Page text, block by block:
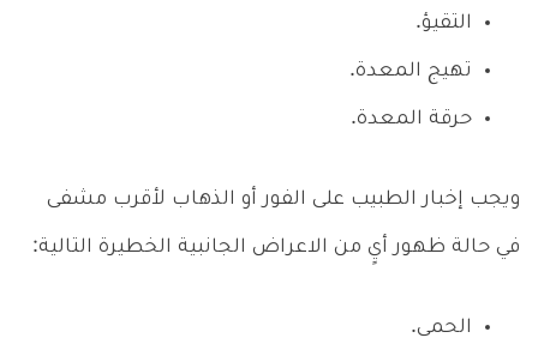
التقيؤ.
تهيج المعدة.
حرقة المعدة.
ويجب إخبار الطبيب على الفور أو الذهاب لأقرب مشفى
في حالة ظهور أيٍ من الاعراض الجانبية الخطيرة التالية:
الحمى.